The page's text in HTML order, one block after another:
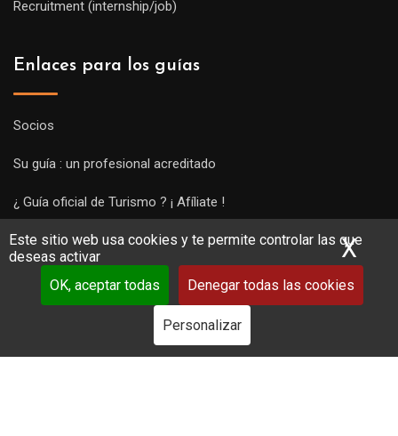
Este sitio web usa cookies y te permite controlar las que
deseas activar
OK, aceptar todas
Denegar todas las cookies
Personalizar
X
Recruitment (internship/job)
Enlaces para los guías
Socios
Su guía : un profesional acreditado
¿ Guía oficial de Turismo ? ¡ Afíliate !
Subir una visita y empezar a trabajar !